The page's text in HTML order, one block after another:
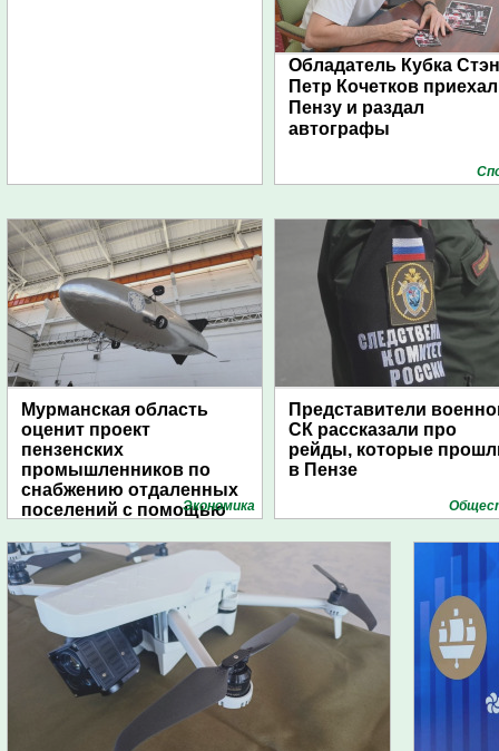
Обладатель Кубка
Петр Кочетков
Пензу и раздал
автографы
Мурманская область
оценит проект
пензенских
промышленников по
снабжению отдаленных
поселений с помощью
Экономика
Представители
СК рассказали про
рейды, которые
в Пензе